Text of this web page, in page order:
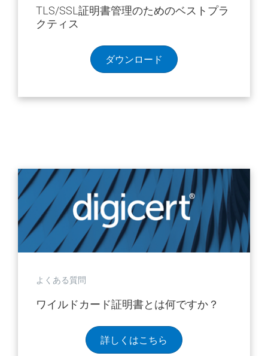
TLS/SSL証明書管理のためのベストプラ
クティス
ダウンロード
よくある質問
ワイルドカード証明書とは何ですか？
詳しくはこちら